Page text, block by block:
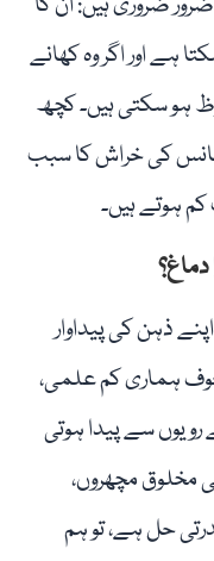
اور اگر وہ کھانے
ہو سکتی ہیں۔ کچھ
سانس کی خراش کا سبب
ہوتے ہیں۔
ذہن کی پیداوار
ہماری کم علمی،
سے پیدا ہوتی
مخلوق مچھروں،
حل ہے، تو ہم